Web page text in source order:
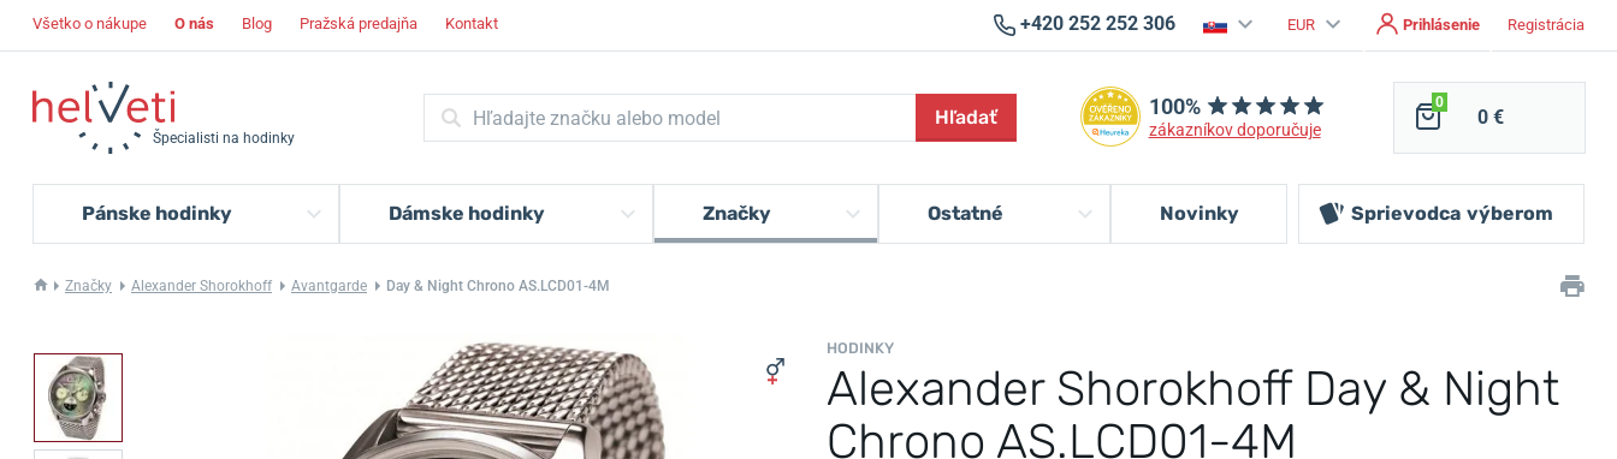
Všetko o nákupe O nás Blog Pražská predajňa Kontakt +420 252 252 306 EUR Prihlásenie Registrácia
Špecialisti na hodinky
Hľadať 100%
zákazníkov doporučuje
0
0 €
Pánske hodinky Dámske hodinky Značky Ostatné Novinky Sprievodca výberom
Značky Alexander Shorokhoff Avantgarde Day & Night Chrono AS.LCD01-4M
HODINKY
Alexander Shorokhoff Day & Night
Chrono AS.LCD01-4M